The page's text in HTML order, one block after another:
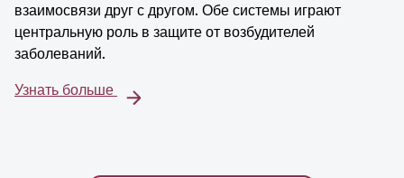
взаимосвязи друг с другом. Обе системы играют
центральную роль в защите от возбудителей
заболеваний.
Узнать больше